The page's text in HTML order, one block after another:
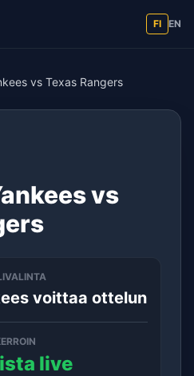
FI EN
vs Texas Rangers
vs
voittaa ottelun
live